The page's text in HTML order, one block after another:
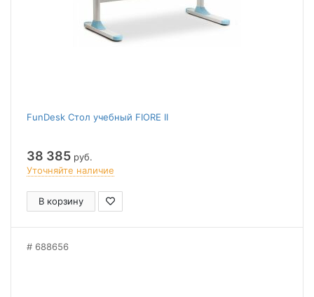
FunDesk Стол учебный FIORE II
38 385 руб.
Уточняйте наличие
В корзину
688656